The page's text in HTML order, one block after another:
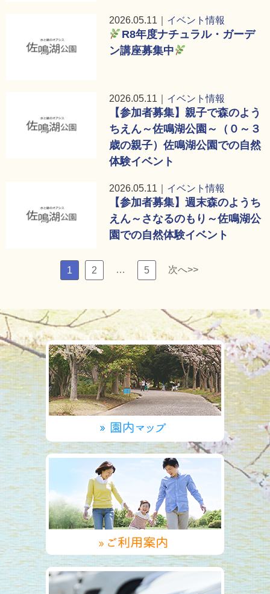
2026.05.11｜ イベント情報
R8年度ナチュラル・ガーデ
ン講座募集中
2026.05.11｜ イベント情報
【参加者募集】親子で森のよう
ちえん～佐鳴湖公園～（０～３
歳の親子）佐鳴湖公園での自然
体験イベント
2026.05.11｜ イベント情報
【参加者募集】週末森のようち
えん～さなるのもり～佐鳴湖公
園での自然体験イベント
1 2 … 5 次へ>>